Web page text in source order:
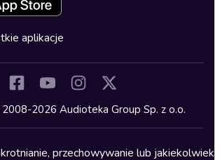
aplikacje
2026 Audioteka Group Sp. z o.o.
przechowywanie lub jakiekolwiek